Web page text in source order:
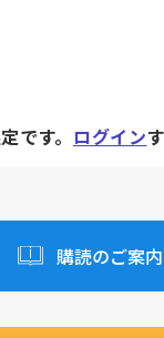
です。 ログイン
購読のご案